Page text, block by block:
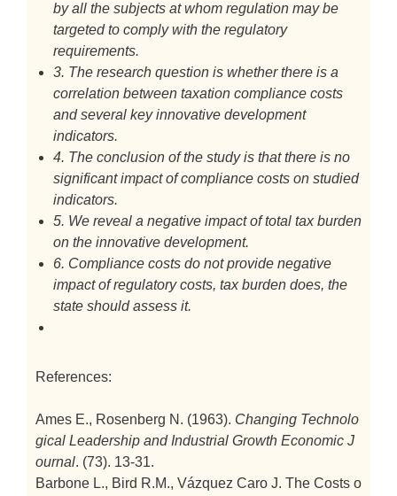
by all the subjects at whom regulation may be
targeted to comply with the regulatory
requirements.
3. The research question is whether there is a
correlation between taxation compliance costs
and several key innovative development
indicators.
4. The conclusion of the study is that there is no
significant impact of compliance costs on studied
indicators.
5. We reveal a negative impact of total tax burden
on the innovative development.
6. Compliance costs do not provide negative
impact of regulatory costs, tax burden does, the
state should assess it.
References:
Ames E., Rosenberg N. (1963). Changing Technolo
gical Leadership and Industrial Growth Economic J
ournal. (73). 13-31.
Barbone L., Bird R.M., Vázquez Caro J. The Costs o